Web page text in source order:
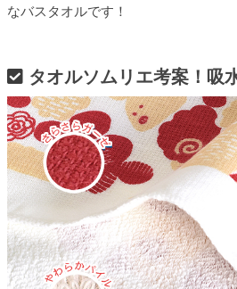
なバスタオルです！
タオルソムリエ考案！吸